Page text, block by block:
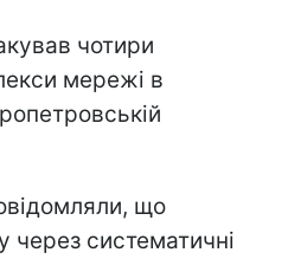
чотири
мережі в
що
через систематичні